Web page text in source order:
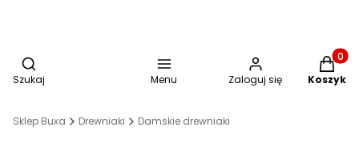
Otwórz wyszukiwarkę
Szukaj Menu Zaloguj się Koszyk
Sklep Buxa Drewniaki Damskie drewniaki